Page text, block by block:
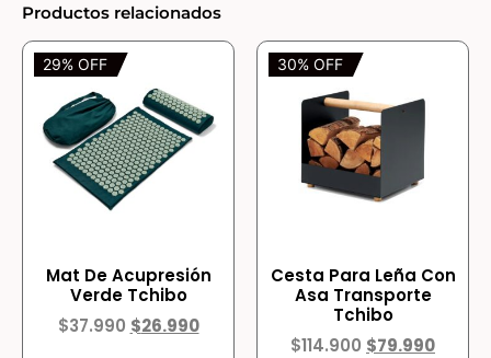
Productos relacionados
29% OFF
Mat De Acupresión
Verde Tchibo
$37.990 $26.990
30% OFF
Cesta Para Leña Con
Asa Transporte
Tchibo
$114.900 $79.990